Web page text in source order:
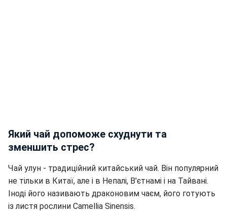
Який чай допоможе схуднути та
зменшить стрес?
Чай улун - традиційний китайський чай. Він популярний
не тільки в Китаї, але і в Непалі, В'єтнамі і на Тайвані.
Іноді його називають драконовим чаєм, його готують
із листя рослини Camellia Sinensis.